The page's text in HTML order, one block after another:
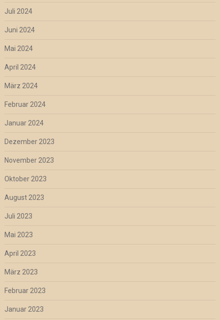
Juli 2024
Juni 2024
Mai 2024
April 2024
März 2024
Februar 2024
Januar 2024
Dezember 2023
November 2023
Oktober 2023
August 2023
Juli 2023
Mai 2023
April 2023
März 2023
Februar 2023
Januar 2023